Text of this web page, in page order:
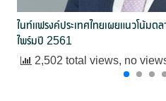
ไนท์แฟรงค์ประเทศไทยเผยแนวโน้มต
ไพร์มปี 2561
2,502 total views, no